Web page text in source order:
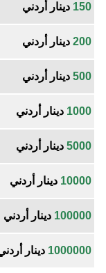
150 دينار أردني
200 دينار أردني
500 دينار أردني
1000 دينار أردني
5000 دينار أردني
10000 دينار أردني
100000 دينار أردني
1000000 دينار